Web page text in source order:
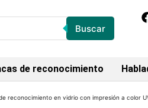
Buscar
de reconocimiento
reconocimiento en vidrio con impresión a color